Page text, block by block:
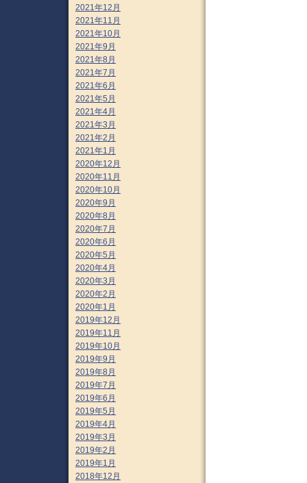
2021年12月
2021年11月
2021年10月
2021年9月
2021年8月
2021年7月
2021年6月
2021年5月
2021年4月
2021年3月
2021年2月
2021年1月
2020年12月
2020年11月
2020年10月
2020年9月
2020年8月
2020年7月
2020年6月
2020年5月
2020年4月
2020年3月
2020年2月
2020年1月
2019年12月
2019年11月
2019年10月
2019年9月
2019年8月
2019年7月
2019年6月
2019年5月
2019年4月
2019年3月
2019年2月
2019年1月
2018年12月